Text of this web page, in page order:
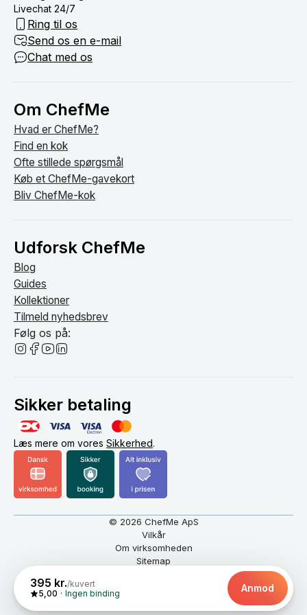
395 kr./kuvert
5,00
Ingen binding Anmod
Livechat 24/7
Ring til os
Send os en e-mail
Chat med os
Om ChefMe
Hvad er ChefMe?
Find en kok
Ofte stillede spørgsmål
Køb et ChefMe-gavekort
Bliv ChefMe-kok
Udforsk ChefMe
Blog
Guides
Kollektioner
Tilmeld nyhedsbrev
Følg os på:
Sikker betaling
Læs mere om vores Sikkerhed.
© 2026 ChefMe ApS
Vilkår
Om virksomheden
Sitemap